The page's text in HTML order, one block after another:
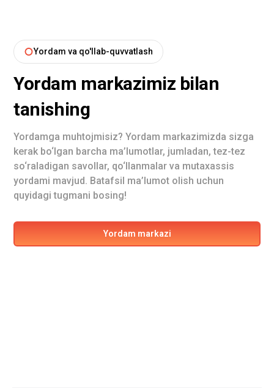
Yordam va qo'llab-quvvatlash
Yordam markazimiz bilan
tanishing
Yordamga muhtojmisiz? Yordam markazimizda sizga
kerak bo‘lgan barcha ma’lumotlar, jumladan, tez-tez
so‘raladigan savollar, qo‘llanmalar va mutaxassis
yordami mavjud. Batafsil ma’lumot olish uchun
quyidagi tugmani bosing!
Yordam markazi